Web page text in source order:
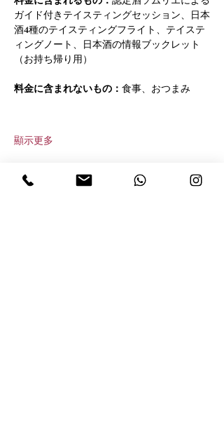
ガイド付きテイスティングセッション、日本
酒4種のテイスティングフライト、テイステ
ィングノート、日本酒の情報ブックレット
（お持ち帰り用）
料金に含まれないもの： 食事、おつまみ
顯示更多